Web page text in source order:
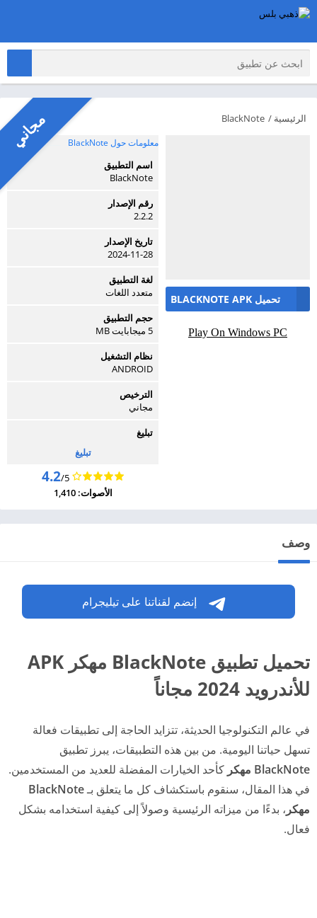
الرئيسية /
BlackNote
تحميل BLACKNOTE APK
Play On Windows PC
معلومات حول BlackNote
اسم التطبيق
BlackNote
رقم الإصدار
2.2.2
تاريخ الإصدار
2024-11-28
لغة التطبيق
متعدد اللغات
حجم التطبيق
5 ميجابايت MB
نظام التشغيل
ANDROID
الترخيص
مجاني
تبليغ
تبليغ
4.2/5
الأصوات: 1,410
مجاني
وصف
إنضم لقناتنا على تيليجرام
تحميل تطبيق BlackNote مهكر APK
للأندرويد 2024 مجاناً
في عالم التكنولوجيا الحديثة، تتزايد الحاجة إلى تطبيقات فعالة
تسهل حياتنا اليومية. من بين هذه التطبيقات، يبرز تطبيق
BlackNote مهكر
كأحد الخيارات المفضلة للعديد من المستخدمين.
في هذا المقال، سنقوم باستكشاف كل ما يتعلق بـBlackNote
مهكر ، بدءًا من ميزاته الرئيسية وصولاً إلى كيفية استخدامه بشكل
فعال.